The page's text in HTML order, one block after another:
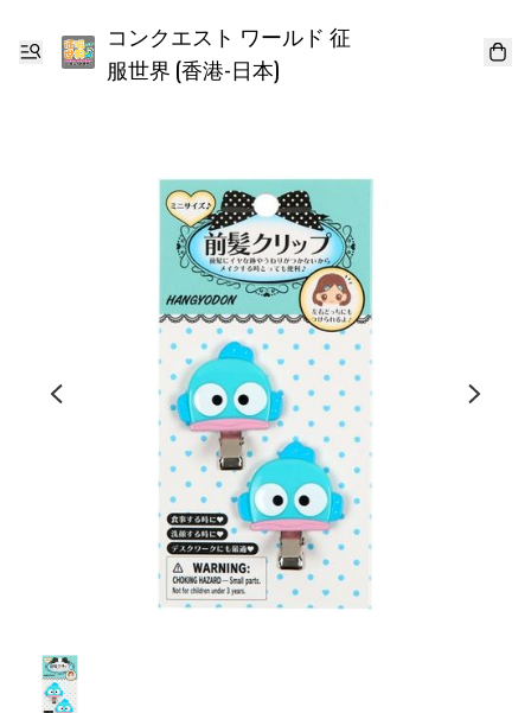
コンクエスト ワールド 征
服世界 (香港-日本)